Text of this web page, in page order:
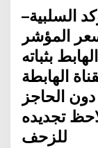
السلبية–
2020. أكد سعر المؤشر
بثباته
الهابطة
الحاجز
عند 91.30 لنلاحظ تجديده
للزحف